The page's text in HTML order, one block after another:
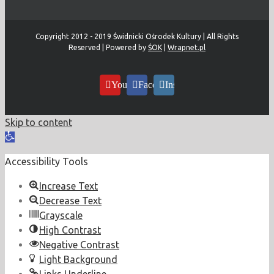
Copyright 2012 - 2019 Świdnicki Ośrodek Kultury | All Rights
Reserved | Powered by ŚOK Wrapnet.pl
YouTubeFacebookInstagram
Skip to content
Open
Accessibility Tools
Increase Text
Decrease Text
Grayscale
High Contrast
Negative Contrast
Light Background